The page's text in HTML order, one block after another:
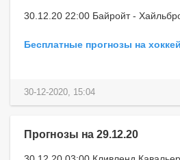
30.12.20 22:00 Байройт -
Бесплатные прогнозы на хоккей
30-12-2020, 15:04
Прогнозы на 29.12.20